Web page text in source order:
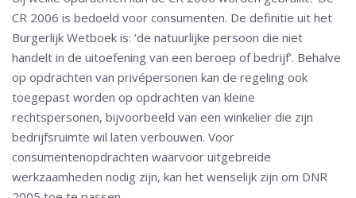
CR 2006 is bedoeld voor consumenten. De definitie uit het
Burgerlijk Wetboek is: ‘de natuurlijke persoon die niet
handelt in de uitoefening van een beroep of bedrijf’. Behalve
op opdrachten van privépersonen kan de regeling ook
toegepast worden op opdrachten van kleine
rechtspersonen, bijvoorbeeld van een winkelier die zijn
bedrijfsruimte wil laten verbouwen. Voor
consumentenopdrachten waarvoor uitgebreide
werkzaamheden nodig zijn, kan het wenselijk zijn om DNR